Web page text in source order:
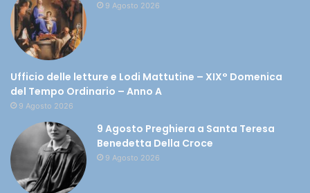
9 Agosto 2026
Ufficio delle letture e Lodi Mattutine – XIX° Domenica
del Tempo Ordinario – Anno A
9 Agosto 2026
9 Agosto Preghiera a Santa Teresa
Benedetta Della Croce
9 Agosto 2026